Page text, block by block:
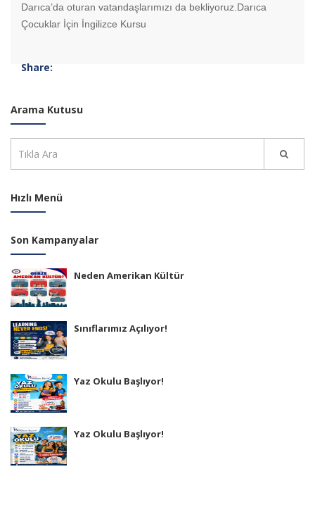
Darıca’da oturan vatandaşlarımızı da bekliyoruz.Darıca
Çocuklar İçin İngilizce Kursu
Share:
Arama Kutusu
Hızlı Menü
Son Kampanyalar
Neden Amerikan Kültür
Sınıflarımız Açılıyor!
Yaz Okulu Başlıyor!
Yaz Okulu Başlıyor!